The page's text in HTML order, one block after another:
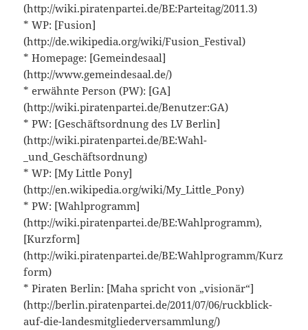
(http://wiki.piratenpartei.de/BE:Parteitag/2011.3)
* WP: [Fusion]
(http://de.wikipedia.org/wiki/Fusion_Festival)
* Homepage: [Gemeindesaal]
(http://www.gemeindesaal.de/)
* erwähnte Person (PW): [GA]
(http://wiki.piratenpartei.de/Benutzer:GA)
* PW: [Geschäftsordnung des LV Berlin]
(http://wiki.piratenpartei.de/BE:Wahl-
_und_Geschäftsordnung)
* WP: [My Little Pony]
(http://en.wikipedia.org/wiki/My_Little_Pony)
* PW: [Wahlprogramm]
(http://wiki.piratenpartei.de/BE:Wahlprogramm),
[Kurzform]
(http://wiki.piratenpartei.de/BE:Wahlprogramm/Kurz
form)
* Piraten Berlin: [Maha spricht von „visionär“]
(http://berlin.piratenpartei.de/2011/07/06/ruckblick-
auf-die-landesmitgliederversammlung/)